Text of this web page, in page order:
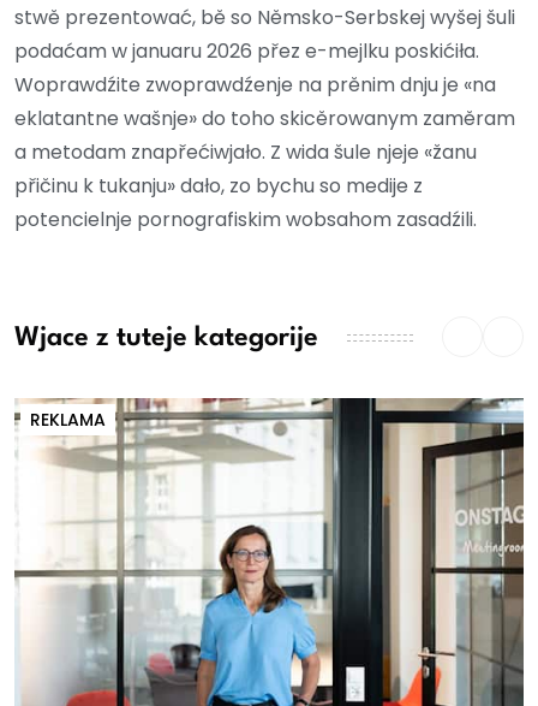
stwě prezentować, bě so Němsko-Serbskej wyšej šuli
podaćam w januaru 2026 přez e-mejlku poskićiła.
Woprawdźite zwoprawdźenje na prěnim dnju je «na
eklatantne wašnje» do toho skicěrowanym zaměram
a metodam znapřećiwjało. Z wida šule njeje «žanu
přičinu k tukanju» dało, zo bychu so medije z
potencielnje pornografiskim wobsahom zasadźili.
Wjace z tuteje kategorije
REKLAMA